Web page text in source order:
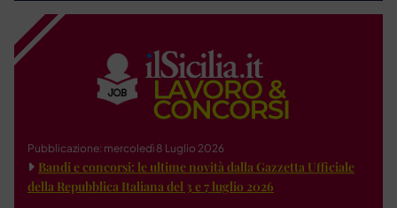
Pubblicazione: mercoledì 8 Luglio 2026
Bandi e concorsi: le ultime novità dalla Gazzetta Ufficiale
della Repubblica Italiana del 3 e 7 luglio 2026